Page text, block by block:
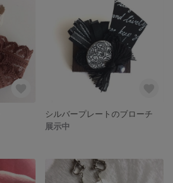
シルバープレートのブローチ
展示中